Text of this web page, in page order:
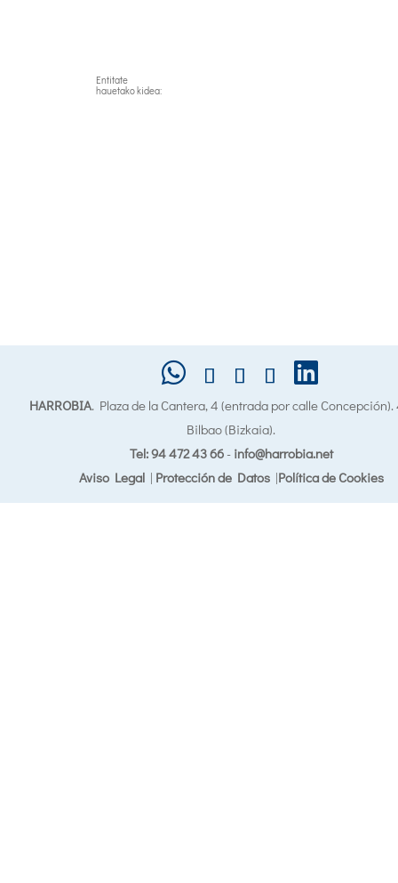
Entitate
hauetako kidea:
HARROBIA. Plaza de la Cantera, 4 (entrada por calle
Bilbao (Bizkaia).
Tel: 94 472 43 66- info@harrobia.net
Aviso Legal| Protección de Datos|Política de Cookies